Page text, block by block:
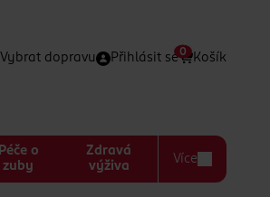
Vybrat dopravu Přihlásit se Košík
0
Péče o
zuby
Zdravá
výživa
Více